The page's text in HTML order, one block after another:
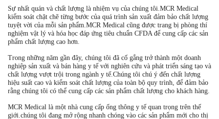
Sự nhất quán và chất lượng là nhiệm vụ của chúng tôi.MCR Medical
kiểm soát chặt chẽ từng bước của quá trình sản xuất đảm bảo chất lượng
tuyệt vời của mỗi sản phẩm.MCR Medical cũng được trang bị phòng thí
nghiệm vật lý và hóa học đáp ứng tiêu chuẩn CFDA để cung cấp các sản
phẩm chất lượng cao hơn.
Trong những năm gần đây, chúng tôi đã cố gắng trở thành một doanh
nghiệp sản xuất và bán hàng y tế với nghiên cứu và phát triển sáng tạo và
chất lượng vượt trội trong ngành y tế.Chúng tôi chú ý đến chất lượng
hiệu suất cao và kiểm soát chất lượng của toàn bộ quy trình, để đảm bảo
rằng chúng tôi có thể cung cấp các sản phẩm chất lượng cho khách hàng.
MCR Medical là một nhà cung cấp ống thông y tế quan trọng trên thế
giới.chúng tôi đang mở rộng nhanh chóng vào các sản phẩm mới cho thị